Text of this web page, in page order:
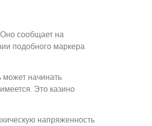
Оно сообщает на
подобного маркера
может начинать
Это казино
напряженность